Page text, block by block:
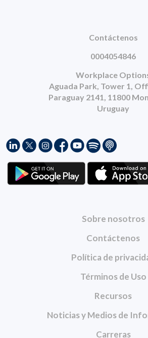
Sobre nosotros
Contáctenos
Política de
Términos de Uso
Recursos
Noticias y Medios de
Carreras
Contáctenos
0004054846
Workplace
Aguada Park, Tower 1,
Paraguay 2141, 11800
Uruguay